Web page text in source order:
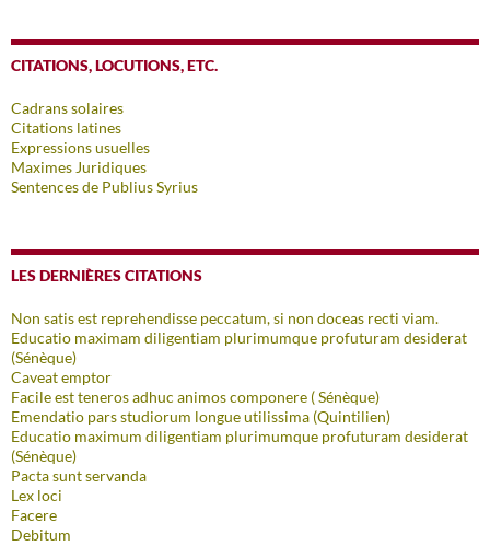
CITATIONS, LOCUTIONS, ETC.
Cadrans solaires
Citations latines
Expressions usuelles
Maximes Juridiques
Sentences de Publius Syrius
LES DERNIÈRES CITATIONS
Non satis est reprehendisse peccatum, si non doceas recti viam.
Educatio maximam diligentiam plurimumque profuturam desiderat
(Sénèque)
Caveat emptor
Facile est teneros adhuc animos componere ( Sénèque)
Emendatio pars studiorum longue utilissima (Quintilien)
Educatio maximum diligentiam plurimumque profuturam desiderat
(Sénèque)
Pacta sunt servanda
Lex loci
Facere
Debitum